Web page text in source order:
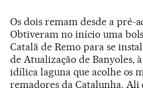
Os dois remam desde a pré-
Obtiveram no início uma
Catalã de Remo para se
de Atualização de Banyoles,
idílica laguna que acolhe os
remadores da Catalunha.